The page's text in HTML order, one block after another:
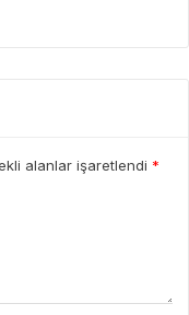
alanlar işaretlendi *